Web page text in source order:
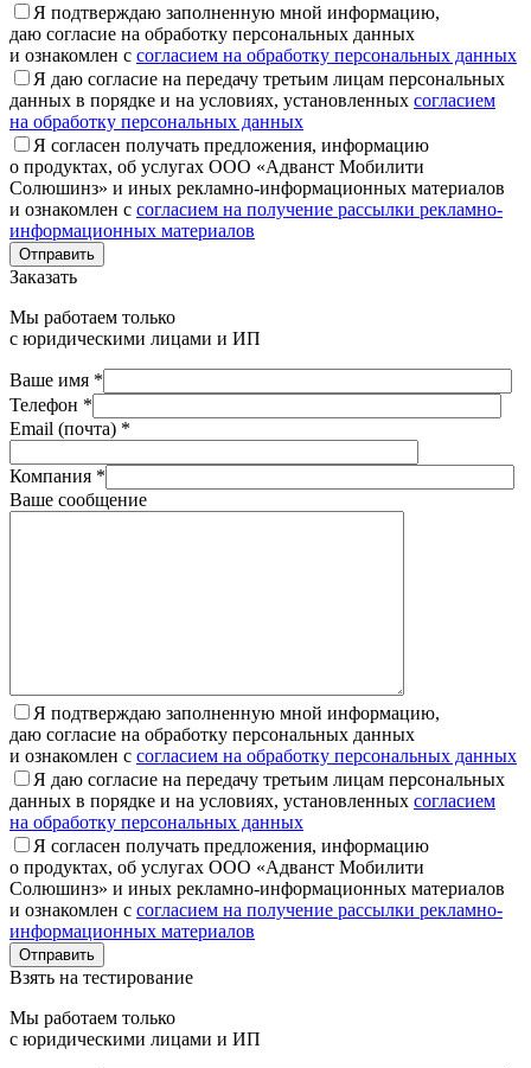
Я подтверждаю заполненную мной информацию,
даю согласие на обработку персональных данных
и ознакомлен с согласием на обработку персональных данных
Я даю согласие на передачу третьим лицам персональных
данных в порядке и на условиях, установленных согласием
на обработку персональных данных
Я согласен получать предложения, информацию
о продуктах, об услугах ООО «Адванст Мобилити
Солюшинз» и иных рекламно-информационных материалов
и ознакомлен с согласием на получение рассылки рекламно-
информационных материалов
Отправить
Заказать
Мы работаем только
с юридическими лицами и ИП
Ваше имя *
Телефон *
Email (почта) *
Компания *
Ваше сообщение
Я подтверждаю заполненную мной информацию,
даю согласие на обработку персональных данных
и ознакомлен с согласием на обработку персональных данных
Я даю согласие на передачу третьим лицам персональных
данных в порядке и на условиях, установленных согласием
на обработку персональных данных
Я согласен получать предложения, информацию
о продуктах, об услугах ООО «Адванст Мобилити
Солюшинз» и иных рекламно-информационных материалов
и ознакомлен с согласием на получение рассылки рекламно-
информационных материалов
Отправить
Взять на тестирование
Мы работаем только
с юридическими лицами и ИП